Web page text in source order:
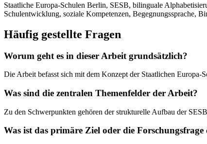
Staatliche Europa-Schulen Berlin, SESB, bilinguale
Schulentwicklung, soziale Kompetenzen, Begegnungssprache,
Häufig gestellte Fragen
Worum geht es in dieser Arbeit grundsätzlich?
Die Arbeit befasst sich mit dem Konzept der Staatlichen
Was sind die zentralen Themenfelder der Arbeit?
Zu den Schwerpunkten gehören der strukturelle Aufbau der
Was ist das primäre Ziel oder die